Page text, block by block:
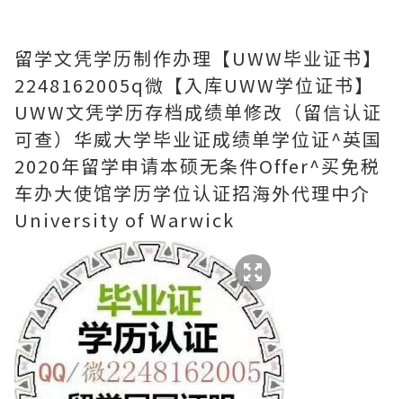
留学文凭学历制作办理【UWW毕业证书】
2248162005q微【入库UWW学位证书】
UWW文凭学历存档成绩单修改（留信认证
可查）华威大学毕业证成绩单学位证^英国
2020年留学申请本硕无条件Offer^买免税
车办大使馆学历学位认证招海外代理中介
University of Warwick